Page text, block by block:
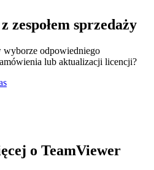
zespołem sprzedaży
wyborze odpowiedniego
lub aktualizacji licencji?
o TeamViewer